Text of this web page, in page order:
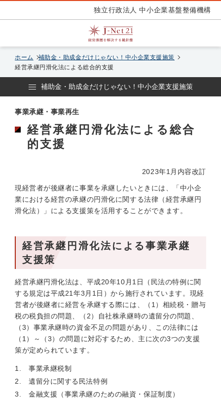
独立行政法人 中小企業基盤整備機構
ホーム
補助金・助成金だけじゃない！中小企業支援施策
経営承継円滑化法による総合的支援
補助金・助成金だけじゃない！中小企業支援施策
事業承継・事業再生
経営承継円滑化法による総合
的支援
2023年1月内容改訂
現経営者が後継者に事業を承継したいときには、「中小企
業における経営の承継の円滑化に関する法律（経営承継円
滑化法）」による支援策を活用することができます。
経営承継円滑化法による事業承継
支援策
経営承継円滑化法は、平成20年10月1日（民法の特例に関
する規定は平成21年3月1日）から施行されています。現経
営者が後継者に経営を承継する際には、（1）相続税・贈与
税の税負担の問題、（2）自社株承継時の遺留分の問題、
（3）事業承継時の資金不足の問題があり、この法律には
（1）～（3）の問題に対応するため、主に次の3つの支援
策が定められています。
事業承継税制
遺留分に関する民法特例
金融支援（事業承継のための融資・保証制度）